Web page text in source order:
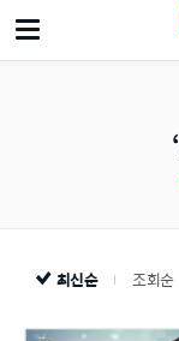
최신순 조회순